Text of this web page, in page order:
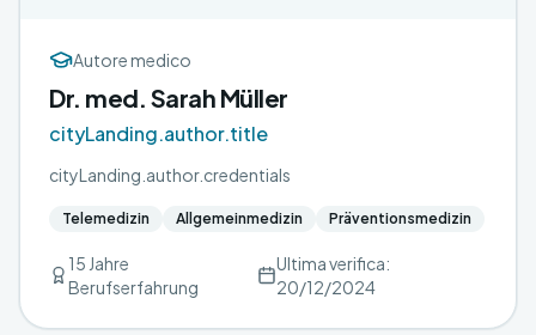
Autore medico
Dr. med. Sarah Müller
cityLanding.author.title
cityLanding.author.credentials
Telemedizin Allgemeinmedizin Präventionsmedizin
15 Jahre
Berufserfahrung
Ultima verifica:
20/12/2024